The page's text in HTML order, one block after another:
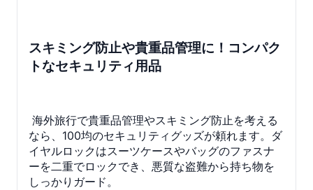
スキミング防止や貴重品管理に！コンパク
トなセキュリティ用品
海外旅行で貴重品管理やスキミング防止を考える
なら、100均のセキュリティグッズが頼れます。ダ
イヤルロックはスーツケースやバッグのファスナ
ーを二重でロックでき、悪質な盗難から持ち物を
しっかりガード。